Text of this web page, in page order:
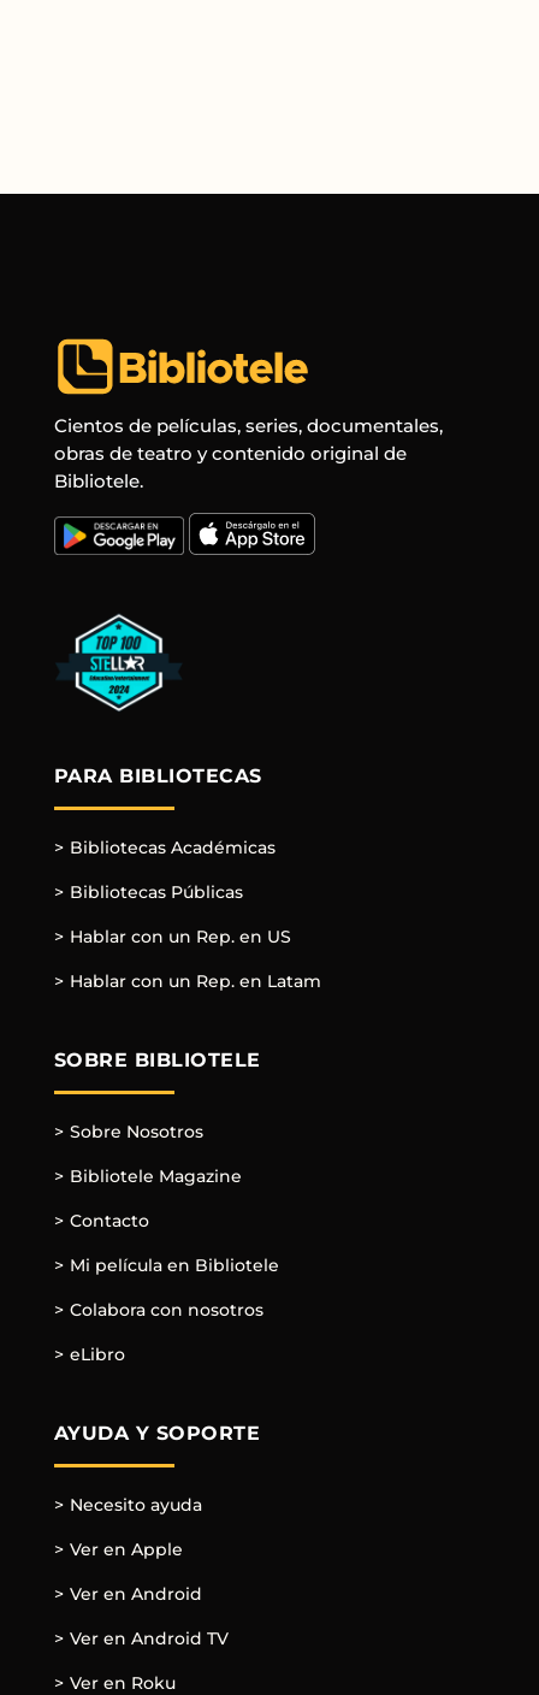
Cientos de películas, series, documentales,
obras de teatro y contenido original de
Bibliotele.
PARA BIBLIOTECAS
Bibliotecas Académicas
Bibliotecas Públicas
Hablar con un Rep. en US
Hablar con un Rep. en Latam
SOBRE BIBLIOTELE
Sobre Nosotros
Bibliotele Magazine
Contacto
Mi película en Bibliotele
Colabora con nosotros
eLibro
AYUDA Y SOPORTE
Necesito ayuda
Ver en Apple
Ver en Android
Ver en Android TV
Ver en Roku